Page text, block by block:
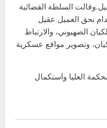
السلطة القضائية
بحق العميل عقيل
الصهيوني، والارتباط
وتصوير مواقع عسكرية
العليا واستكمال